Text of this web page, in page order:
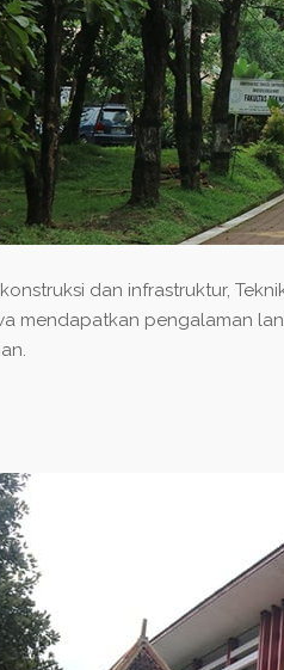
dan infrastruktur,
mendapatkan pengalaman